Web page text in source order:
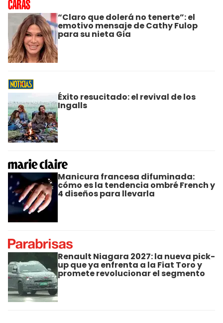
“Claro que dolerá no tenerte”: el
emotivo mensaje de Cathy Fulop
para su nieta Gia
Éxito resucitado: el revival de los
Ingalls
Manicura francesa difuminada:
cómo es la tendencia ombré French y
4 diseños para llevarla
Renault Niagara 2027: la nueva pick-
up que ya enfrenta a la Fiat Toro y
promete revolucionar el segmento